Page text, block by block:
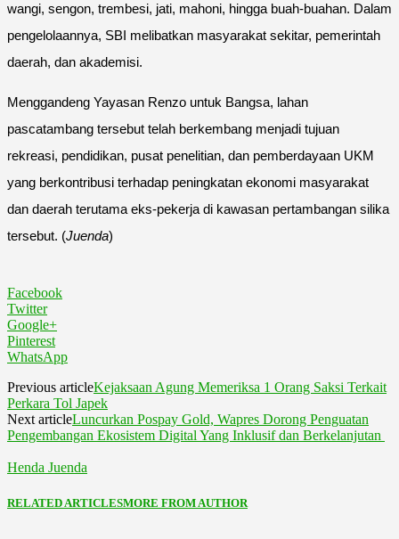
wangi, sengon, trembesi, jati, mahoni, hingga buah-buahan. Dalam
pengelolaannya, SBI melibatkan masyarakat sekitar, pemerintah
daerah, dan akademisi.
Menggandeng Yayasan Renzo untuk Bangsa, lahan
pascatambang tersebut telah berkembang menjadi tujuan
rekreasi, pendidikan, pusat penelitian, dan pemberdayaan UKM
yang berkontribusi terhadap peningkatan ekonomi masyarakat
dan daerah terutama eks-pekerja di kawasan pertambangan silika
tersebut. (Juenda)
Facebook
Twitter
Google+
Pinterest
WhatsApp
Previous articleKejaksaan Agung Memeriksa 1 Orang Saksi Terkait
Perkara Tol Japek
Next articleLuncurkan Pospay Gold, Wapres Dorong Penguatan
Pengembangan Ekosistem Digital Yang Inklusif dan Berkelanjutan
Henda Juenda
RELATED ARTICLESMORE FROM AUTHOR